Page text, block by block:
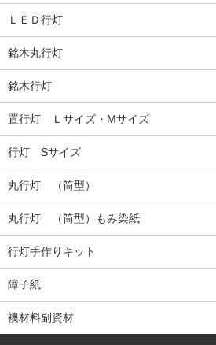
ＬＥＤ行灯
銘木丸行灯
銘木行灯
置行灯 Ｌサイズ・Mサイズ
行灯 Sサイズ
丸行灯 （筒型）
丸行灯 （筒型）もみ染紙
行灯手作りキット
障子紙
襖材料副資材